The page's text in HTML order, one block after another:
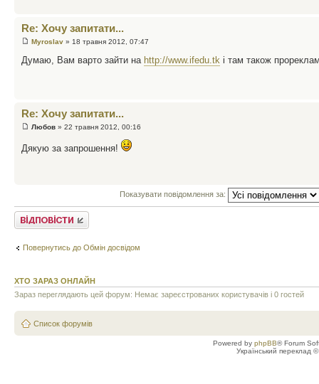
Re: Хочу запитати...
Myroslav » 18 травня 2012, 07:47
Думаю, Вам варто зайти на http://www.ifedu.tk і там також
Re: Хочу запитати...
Любов » 22 травня 2012, 00:16
Дякую за запрошення!
Показувати повідомлення за:
Відповісти
Повернутись до Обмін досвідом
ХТО ЗАРАЗ ОНЛАЙН
Зараз переглядають цей форум: Немає зареєстрованих користувачів і 0 гостей
Список форумів
Powered by phpBB® Forum
Український переклад